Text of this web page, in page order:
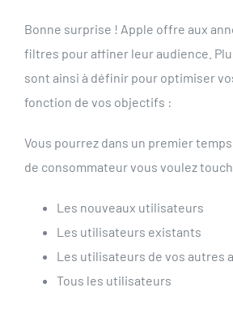
Bonne surprise ! Apple offre aux
filtres pour affiner leur audience.
sont ainsi à définir pour optimiser
fonction de vos objectifs :
Vous pourrez dans un premier
de consommateur vous voulez
Les nouveaux utilisateurs
Les utilisateurs existants
Les utilisateurs de vos autres
Tous les utilisateurs